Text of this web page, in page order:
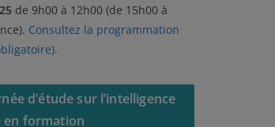
de 9h00 à 12h00 (de 15h00 à
Consultez la programmation
.
d’étude sur l’intelligence
en formation